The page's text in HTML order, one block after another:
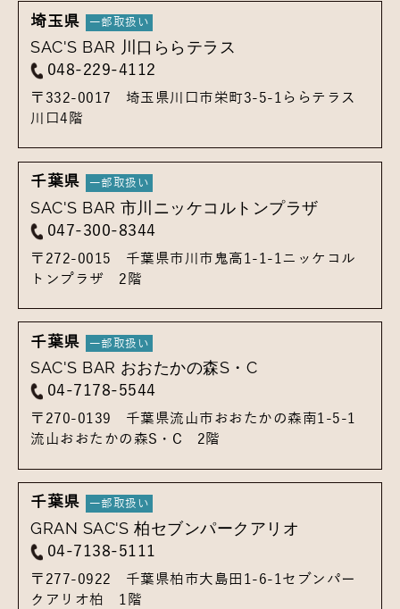
埼玉県
SAC'S BAR 川口ららテラス
048-229-4112
〒332-0017 埼玉県川口市栄町3-5-1 ららテラス
川口4階
千葉県
SAC'S BAR 市川ニッケコルトンプラザ
047-300-8344
〒272-0015 千葉県市川市鬼高1-1-1 ニッケコル
トンプラザ 2階
千葉県
SAC'S BAR おおたかの森S・C
04-7178-5544
〒270-0139 千葉県流山市おおたかの森南1-5-1
流山おおたかの森S・C 2階
千葉県
GRAN SAC'S 柏セブンパークアリオ
04-7138-5111
〒277-0922 千葉県柏市大島田1-6-1 セブンパー
クアリオ柏 1階